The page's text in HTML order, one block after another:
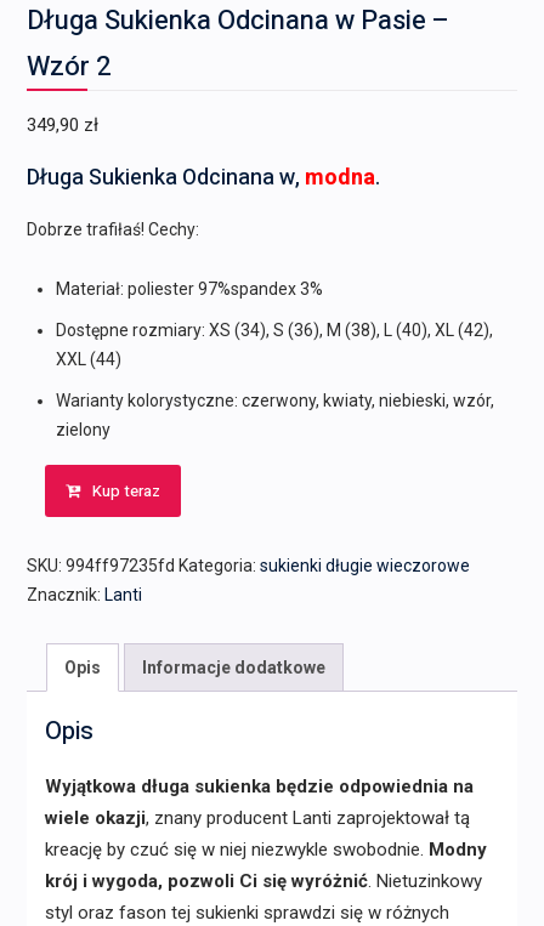
Długa Sukienka Odcinana w Pasie –
Wzór 2
349,90 zł
Długa Sukienka Odcinana w, modna.
Dobrze trafiłaś! Cechy:
Materiał: poliester 97%spandex 3%
Dostępne rozmiary: XS (34), S (36), M (38), L (40), XL (42),
XXL (44)
Warianty kolorystyczne: czerwony, kwiaty, niebieski, wzór,
zielony
Kup teraz
SKU: 994ff97235fd Kategoria: sukienki długie wieczorowe
Znacznik: Lanti
Opis Informacje dodatkowe
Opis
Wyjątkowa długa sukienka będzie odpowiednia na
wiele okazji, znany producent Lanti zaprojektował tą
kreację by czuć się w niej niezwykle swobodnie. Modny
krój i wygoda, pozwoli Ci się wyróżnić. Nietuzinkowy
styl oraz fason tej sukienki sprawdzi się w różnych